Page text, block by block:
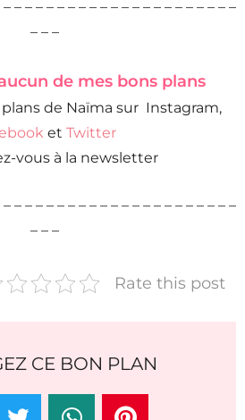
– – – – – – – – – – – – – – – – – – – – –
– – –
de mes bons plans
de Naïma sur Instagram,
et Twitter
vous à la newsletter
– – – – – – – – – – – – – – – – – – – – –
– – –
Rate this post
CE BON PLAN